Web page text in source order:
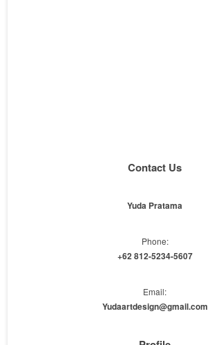
Contact Us
Yuda Pratama
Phone:
+62 812-5234-5607
Email:
Yudaartdesign@gmail.com